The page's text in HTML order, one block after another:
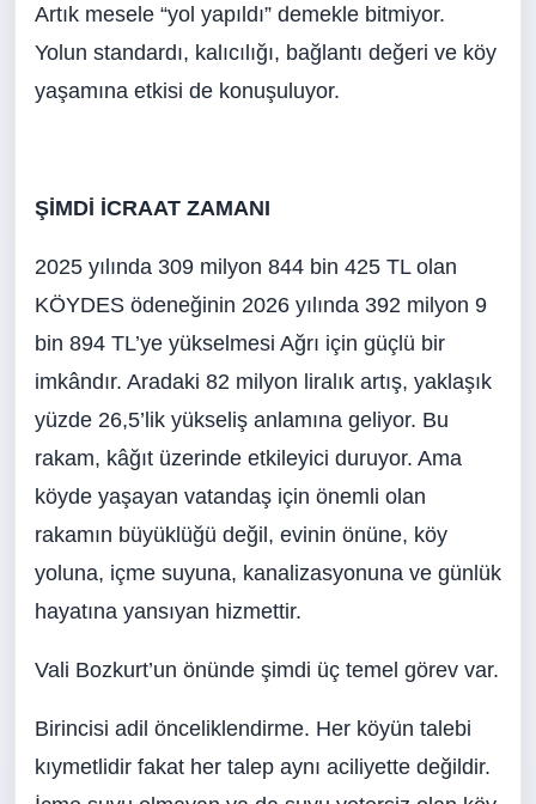
Artık mesele “yol yapıldı” demekle bitmiyor.
Yolun standardı, kalıcılığı, bağlantı değeri ve köy
yaşamına etkisi de konuşuluyor.
ŞİMDİ İCRAAT ZAMANI
2025 yılında 309 milyon 844 bin 425 TL olan
KÖYDES ödeneğinin 2026 yılında 392 milyon 9
bin 894 TL’ye yükselmesi Ağrı için güçlü bir
imkândır. Aradaki 82 milyon liralık artış, yaklaşık
yüzde 26,5’lik yükseliş anlamına geliyor. Bu
rakam, kâğıt üzerinde etkileyici duruyor. Ama
köyde yaşayan vatandaş için önemli olan
rakamın büyüklüğü değil, evinin önüne, köy
yoluna, içme suyuna, kanalizasyonuna ve günlük
hayatına yansıyan hizmettir.
Vali Bozkurt’un önünde şimdi üç temel görev var.
Birincisi adil önceliklendirme. Her köyün talebi
kıymetlidir fakat her talep aynı aciliyette değildir.